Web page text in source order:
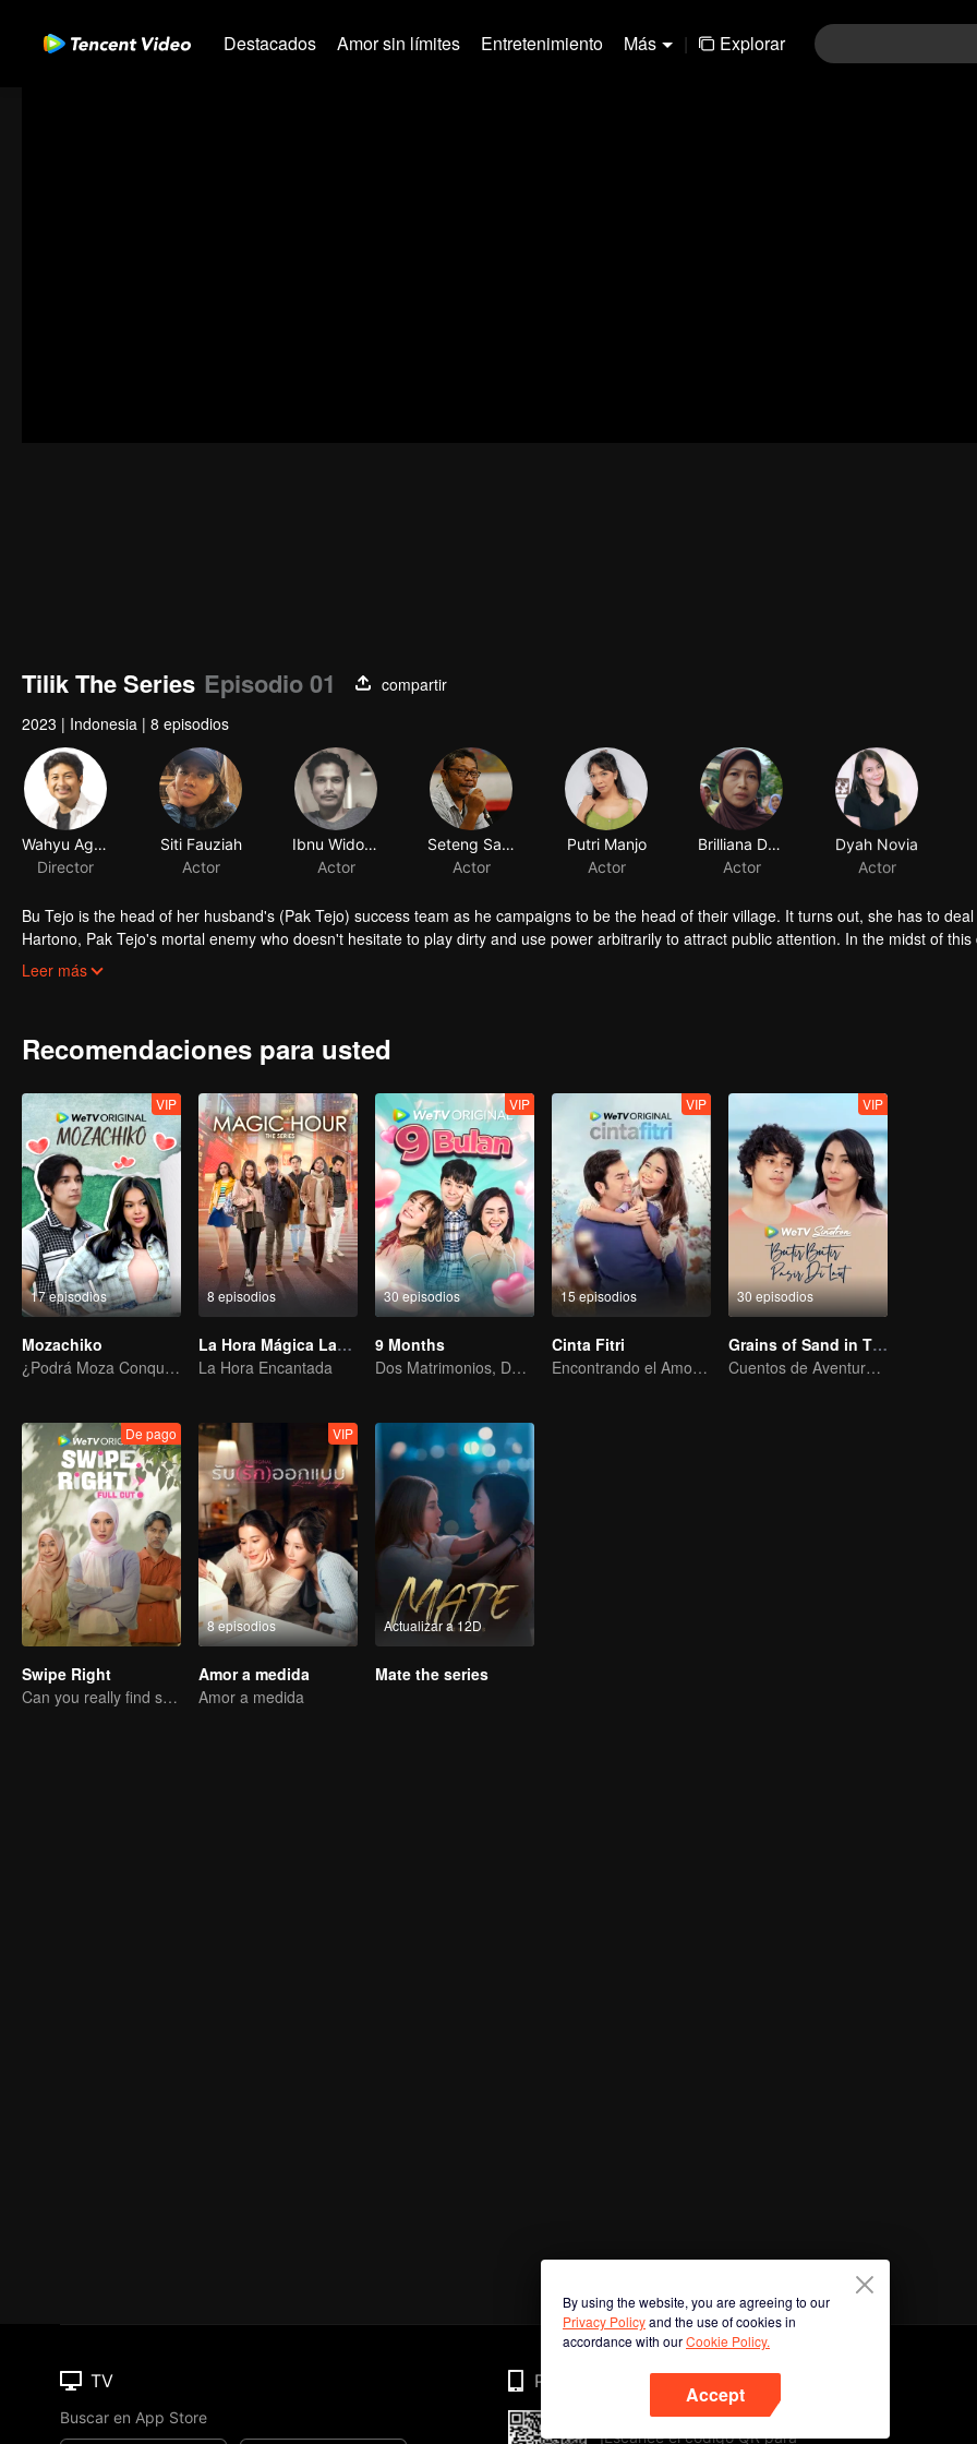
Destacados Amor sin límites Entretenimiento Más | Explorar
Tilik The Series Episodio 01
compartir
2023 | Indonesia | 8 episodios
Wahyu Agung Prasetyo
Director
Siti Fauziah
Actor
Ibnu Widodo
Actor
Seteng Sadja
Actor
Putri Manjo
Actor
Brilliana Desy Arfira
Actor
Dyah Novia
Actor
Bu Tejo is the head of her husband's (Pak Tejo) success team as he campaigns to be the head of their village. It turns out, she has to
Hartono, Pak Tejo's mortal enemy who doesn't hesitate to play dirty and use power arbitrarily to attract public attention. In the midst of this
situation, Bu Tejo must find a way to win to fight for her vision without sacrificing her identity as a leader, wife, mother, and part of village
Leer más
Recomendaciones para usted
17 episodios
VIP
Mozachiko
¿Podrá Moza Conquistar el Corazón de Chiko?
8 episodios
La Hora Mágica Las Series
La Hora Encantada
30 episodios
VIP
9 Months
Dos Matrimonios, Dos Mujeres
15 episodios
VIP
Cinta Fitri
Encontrando el Amor en Yakarta en Medio de la Desesperación
30 episodios
VIP
Grains of Sand in The Sea
Cuentos de Aventuras y Crecimiento en el Océano
De pago
Swipe Right
Can you really find soulmate through an app?
8 episodios
VIP
Amor a medida
Amor a medida
Actualizar a 12D
Mate the series
By using the website, you are agreeing to our
Privacy Policyand the use of cookies in
accordance with ourCookie Policy.
Accept
TV
Buscar en App Store
Phone
¡Escanee el código QR para